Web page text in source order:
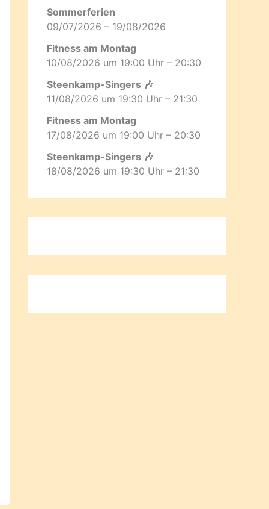
Sommerferien
09/07/2026 – 19/08/2026
Fitness am Montag
10/08/2026 um 19:00 Uhr – 20:30
Steenkamp-Singers 🎶
11/08/2026 um 19:30 Uhr – 21:30
Fitness am Montag
17/08/2026 um 19:00 Uhr – 20:30
Steenkamp-Singers 🎶
18/08/2026 um 19:30 Uhr – 21:30